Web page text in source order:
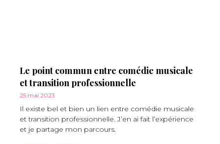
Le point commun entre comédie musicale
et transition professionnelle
25 mai 2023
Il existe bel et bien un lien entre comédie musicale
et transition professionnelle. J’en ai fait l’expérience
et je partage mon parcours.